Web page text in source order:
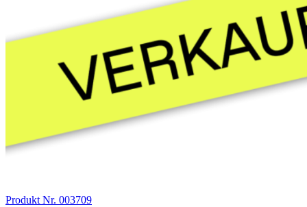
Produkt Nr. 003709